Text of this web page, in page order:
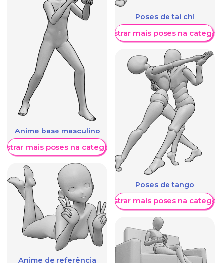
Anime base masculino
mais poses na categoria
Anime de referência
Poses de tai chi
Mostrar mais poses na
Poses de tango
Mostrar mais poses na